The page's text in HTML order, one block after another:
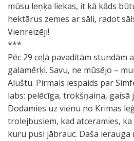
mūsu leņķa liekas, it kā kāds
hektārus zemes ar sāli, radot
Vienreizēji!
***
Pēc 29 ceļā pavadītām stundām
galamērķi. Savu, ne mūsējo –
Aluštu. Pirmais iespaids par
labs: pelēcīga, trokšņaina, gaisā
Dodamies uz vienu no Krimas
trolejbusiem, kad atceramies,
kuru pusi jābrauc. Daša ierauga